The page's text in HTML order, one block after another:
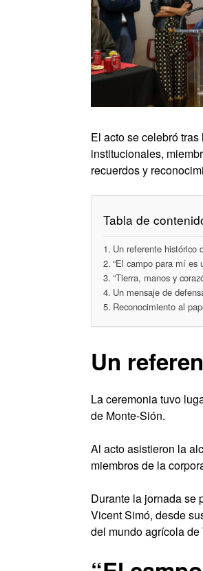
El acto se celebró
institucionales,
recuerdos y
Tabla de
Un referente histórico
“El campo para mí es
“Tierra, manos y
Un mensaje de
Reconocimiento al
Un
La ceremonia tuvo
de Monte-Sión.
Al acto asistieron la
miembros de la
Durante la jornada se
Vicent Simó, desde
del mundo agrícola de